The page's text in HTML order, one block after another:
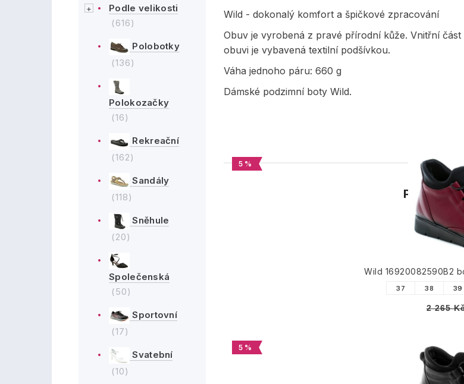
Podle velikosti
(616)
Polobotky
(136)
Polokozačky
(16)
Rekreační
(162)
Sandály
(118)
Sněhule
(20)
Společenská
(50)
Sportovní
(17)
Svatební
(10)
Wild - dokonalý komfort a špičkové zpracování
Obuv je vyrobená z pravé přírodní kůže. Vnitřní část
obuvi je vybavená textilní podšívkou.
Váha jednoho páru: 660 g
Dámské podzimní boty Wild.
5 %
Wild 16920082590B2
37 38 39
2 265
5 %